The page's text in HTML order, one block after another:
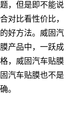
，但是即不能说
对比看性价比，
好方法。威固汽
产品中，一跃成
，威固汽车贴膜
汽车贴膜也不是
。